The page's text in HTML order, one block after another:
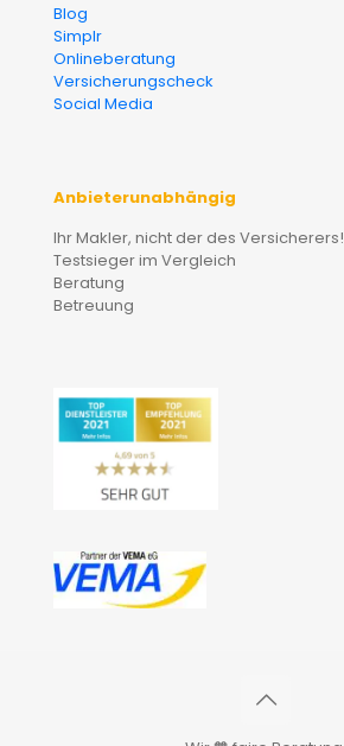
Blog
Simplr
Onlineberatung
Versicherungscheck
Social Media
Anbieterunabhängig
Ihr Makler, nicht der des Versicherers!
Testsieger im Vergleich
Beratung
Betreuung